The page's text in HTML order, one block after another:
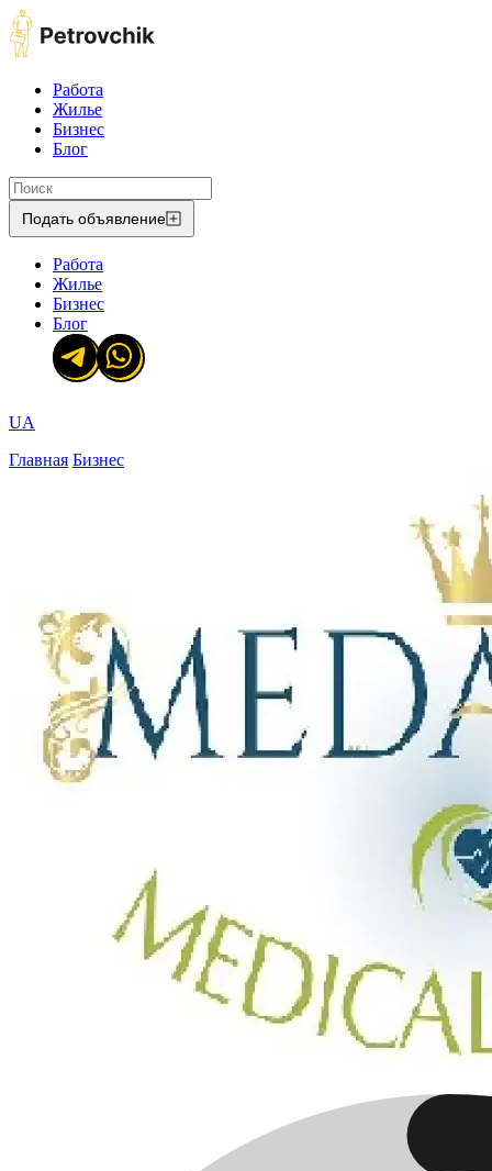
Работа
Жилье
Бизнес
Блог
Подать объявление
Работа
Жилье
Бизнес
Блог
UA
Главная Бизнес